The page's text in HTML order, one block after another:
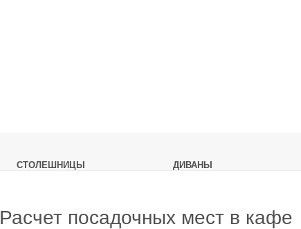
СТОЛЕШНИЦЫ ДИВАНЫ
Расчет посадочных мест в кафе